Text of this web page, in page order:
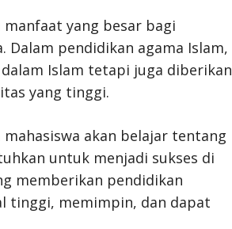
yang besar bagi
Dalam pendidikan agama Islam,
Islam tetapi juga diberikan
yang tinggi.
akan belajar tentang
untuk menjadi sukses di
memberikan pendidikan
tinggi, memimpin, dan dapat